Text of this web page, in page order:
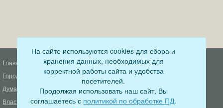
Главная
Город
Дума
Власть
Деятельность прокуратуры
Муниципальный контроль
Меры пожарной безопасности
Муниципальные закупки
На сайте используются cookies для сбора и
хранения данных, необходимых для
корректной работы сайта и удобства
посетителей.
Продолжая использовать наш сайт, Вы
соглашаетесь с политикой по обработке ПД.